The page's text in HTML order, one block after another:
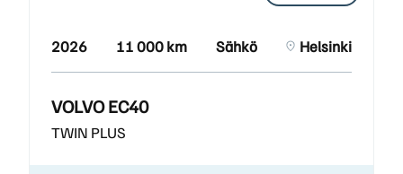
2026 11 000 km Sähkö Helsinki
VOLVO EC40
TWIN PLUS